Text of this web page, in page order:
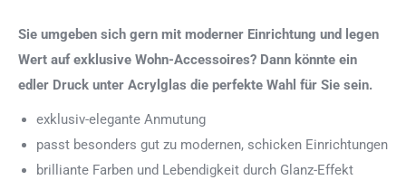
Sie umgeben sich gern mit moderner Einrichtung und legen
Wert auf exklusive Wohn-Accessoires? Dann könnte ein
edler Druck unter Acrylglas die perfekte Wahl für Sie sein.
exklusiv-elegante Anmutung
passt besonders gut zu modernen, schicken Einrichtungen
brilliante Farben und Lebendigkeit durch Glanz-Effekt